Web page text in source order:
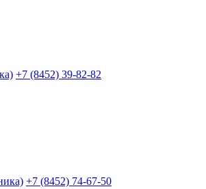
+7 (8452) 39-82-82
+7 (8452) 74-67-50